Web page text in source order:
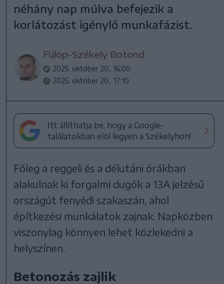
néhány nap múlva befejezik a
korlátozást igénylő munkafázist.
Fülöp-Székely Botond
2025. október 20., 16:00
2025. október 20., 17:10
Itt állíthatja be, hogy a Google-
találatokban elöl legyen a Székelyhon!
Főleg a reggeli és a délutáni órákban
alakulnak ki forgalmi dugók a 13A jelzésű
országút fenyédi szakaszán, ahol
építkezési munkálatok zajnak. Napközben
viszonylag könnyen lehet közlekedni a
helyszínen.
Betonozás zajlik